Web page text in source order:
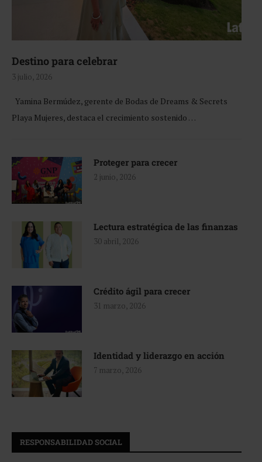
Destino para celebrar
3 julio, 2026
Yamina Bermúdez, gerente de Bodas de Dreams & Secrets
Playa Mujeres, destaca el crecimiento sostenido …
Proteger para crecer
2 junio, 2026
Lectura estratégica de las finanzas
30 abril, 2026
Crédito ágil para crecer
31 marzo, 2026
Identidad y liderazgo en acción
7 marzo, 2026
RESPONSABILIDAD SOCIAL